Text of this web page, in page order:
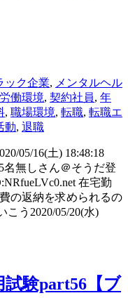
ック企業, メンタルヘル
労働環境, 契約社員, 年
, 職場環境, 転職, 転職エ
動, 退職
05/16(土) 18:48:18
名無しさん＠そうだ登
在宅勤
の返納を求められるの
う2020/05/20(水)
試験part56【ブ